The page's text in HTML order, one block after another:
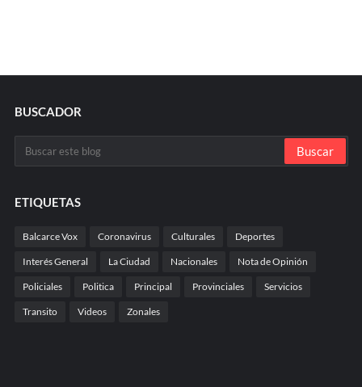
BUSCADOR
ETIQUETAS
Balcarce Vox Coronavirus Culturales Deportes
Interés General La Ciudad Nacionales Nota de Opinión
Policiales Politica Principal Provinciales Servicios
Transito Videos Zonales